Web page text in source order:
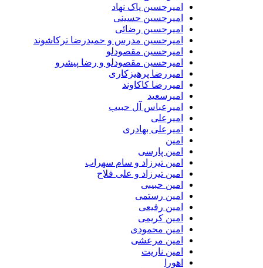
امیرحسین پاک نهاد
امیرحسین حسینی
امیرحسین رضائی
امیرحسین مدرس و حمیدرضا ترکاشوند
امیرحسین مقصودلو
امیرحسین مقصودلو و رضا پیشرو
امیررضا پرهیزکاری
امیررضا کاکاوند
امیرسعید
امیرعباس آل حبیب
امیرعلی
امیرعلی بهادری
امین پارسی
امین تیرزاد و سام سهراب
امین تیرزاد و علی فلاح
امین حبیبی
امین رستمی
امین رفیعی
امین کریمی
امین محمودی
امین مرعشی
امین ناریت